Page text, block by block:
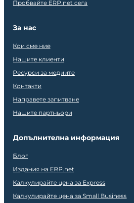
Пробвайте ERP.net сега
За нас
Кои сме ние
Нашите клиенти
Ресурси за медиите
Контакти
Направете запитване
Нашите партньори
Допълнителна информация
Блог
Издания на ERP.net
Калкулирайте цена за Express
Калкулирайте цена за Small Business